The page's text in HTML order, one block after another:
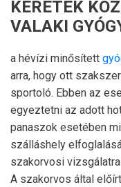
KERETEK
VALAKI
a hévízi minősített
arra, hogy ott
sportoló. Ebben az
egyeztetni az adott
panaszok esetében
szálláshely
szakorvosi
A szakorvos által